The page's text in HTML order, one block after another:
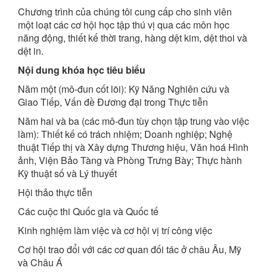
Chương trình của chúng tôi cung cấp cho sinh viên
một loạt các cơ hội học tập thú vị qua các môn học
năng động, thiết kế thời trang, hàng dệt kim, dệt thoi và
dệt in.
Nội dung khóa học tiêu biểu
Năm một (mô-đun cốt lõi): Kỹ Năng Nghiên cứu và
Giao Tiếp, Vấn đề Đương đại trong Thực tiễn
Năm hai và ba (các mô-đun tùy chọn tập trung vào việc
làm): Thiết kế có trách nhiệm; Doanh nghiệp; Nghệ
thuật Tiếp thị và Xây dựng Thương hiệu, Văn hoá Hình
ảnh, Viện Bảo Tàng và Phòng Trưng Bày; Thực hành
Kỹ thuật số và Lý thuyết
Hội thảo thực tiễn
Các cuộc thi Quốc gia và Quốc tế
Kinh nghiệm làm việc và cơ hội vị trí công việc
Cơ hội trao đổi với các cơ quan đối tác ở châu Âu, Mỹ
và Châu Á